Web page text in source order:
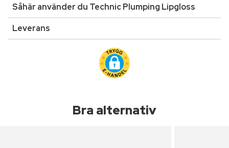
Såhär använder du Technic Plumping Lipgloss
Leverans
Bra alternativ